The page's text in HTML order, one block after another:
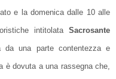
e la domenica dalle 10 alle
intitolata Sacrosante
da una parte contentezza e
è dovuta a una rassegna che,